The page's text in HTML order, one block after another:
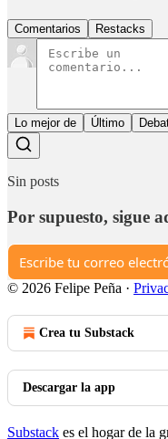
Comentarios Restacks
Lo mejor de Último
Sin posts
Por supuesto, sigue
© 2026 Felipe Peña ·
Crea tu Substack
Descargar la app
Substack es el hogar de la